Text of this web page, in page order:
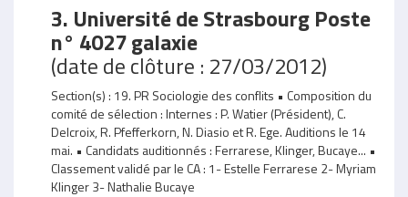
3. Université de Strasbourg Poste
n° 4027 galaxie
(date de clôture : 27/03/2012)
Section(s) : 19. PR Sociologie des conflits • Composition du
comité de sélection : Internes : P. Watier (Président), C.
Delcroix, R. Pfefferkorn, N. Diasio et R. Ege. Auditions le 14
mai. • Candidats auditionnés : Ferrarese, Klinger, Bucaye... •
Classement validé par le CA : 1- Estelle Ferrarese 2- Myriam
Klinger 3- Nathalie Bucaye